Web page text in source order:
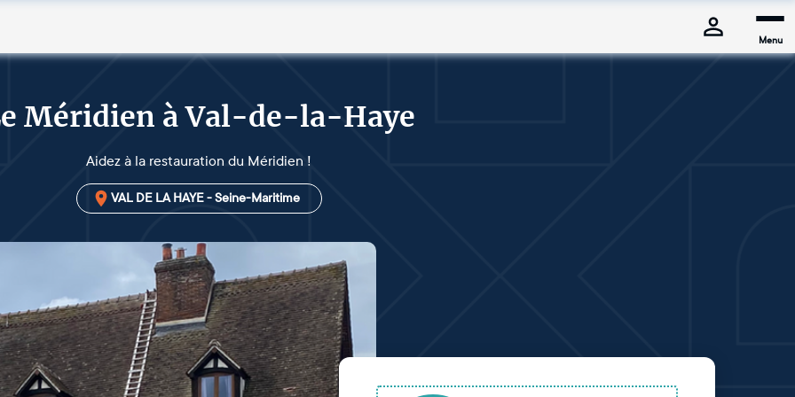
Menu
Méridien à Val-de-la-Haye
Aidez à la restauration du Méridien !
VAL DE LA HAYE - Seine-Maritime